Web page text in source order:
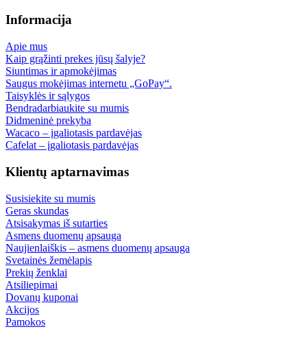
Informacija
Apie mus
Kaip grąžinti prekes jūsų šalyje?
Siuntimas ir apmokėjimas
Saugus mokėjimas internetu „GoPay“.
Taisyklės ir sąlygos
Bendradarbiaukite su mumis
Didmeninė prekyba
Wacaco – įgaliotasis pardavėjas
Cafelat – įgaliotasis pardavėjas
Klientų aptarnavimas
Susisiekite su mumis
Geras skundas
Atsisakymas iš sutarties
Asmens duomenų apsauga
Naujienlaiškis – asmens duomenų apsauga
Svetainės žemėlapis
Prekių ženklai
Atsiliepimai
Dovanų kuponai
Akcijos
Pamokos